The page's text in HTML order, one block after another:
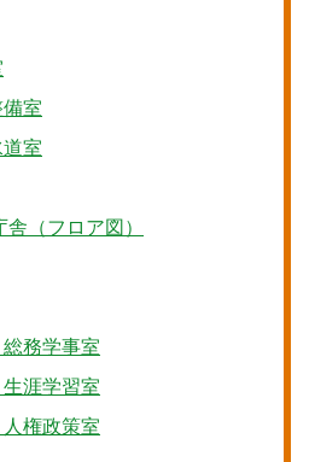
室
室
（フロア図）
務学事室
涯学習室
権政策室